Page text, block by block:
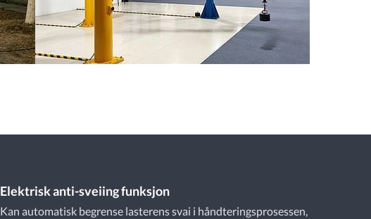
Elektrisk anti-sveiing funksjon
Kan automatisk begrense lasterens svai i håndteringsprosessen,